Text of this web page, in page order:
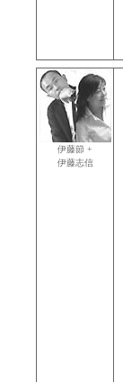
伊藤節 +
伊藤志信